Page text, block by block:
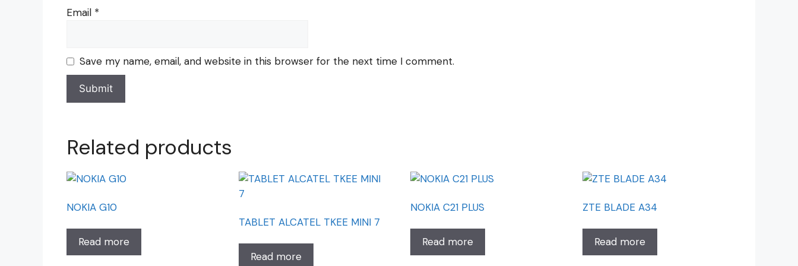
Email *
Save my name, email, and website in this browser for the next time I comment.
Related products
NOKIA G10
Read more
TABLET ALCATEL TKEE MINI 7
Read more
NOKIA C21 PLUS
Read more
ZTE BLADE A34
Read more